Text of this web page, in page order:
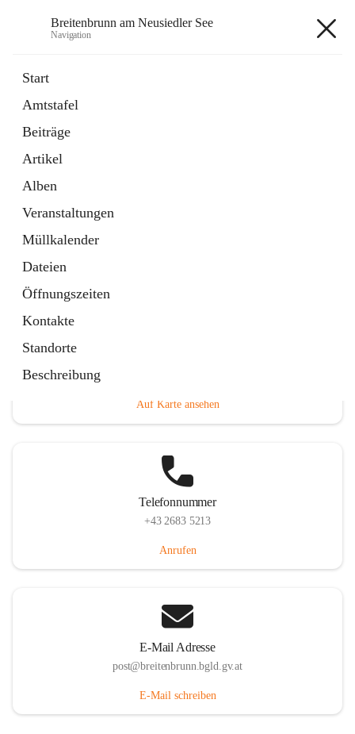
Breitenbrunn am Neusiedler See
Navigation
Start
Amtstafel
Beiträge
Artikel
Alben
Veranstaltungen
Müllkalender
Dateien
Öffnungszeiten
Kontakte
Standorte
Beschreibung
18 Schnellzugriffe
Gemeindeservice
Auf Karte ansehen
Telefonnummer
+43 2683 5213
Anrufen
E-Mail Adresse
post@breitenbrunn.bgld.gv.at
E-Mail schreiben